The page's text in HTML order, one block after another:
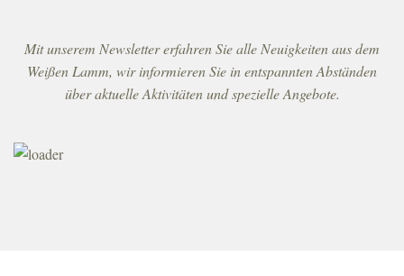
Mit unserem Newsletter erfahren Sie alle Neuigkeiten aus dem
Weißen Lamm, wir informieren Sie in entspannten Abständen
über aktuelle Aktivitäten und spezielle Angebote.